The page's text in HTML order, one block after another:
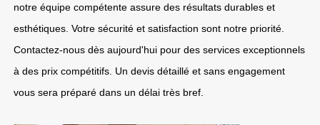
notre équipe compétente assure des résultats durables et
esthétiques. Votre sécurité et satisfaction sont notre priorité.
Contactez-nous dès aujourd'hui pour des services exceptionnels
à des prix compétitifs. Un devis détaillé et sans engagement
vous sera préparé dans un délai très bref.